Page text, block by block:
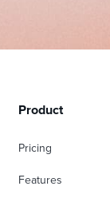
Product
Pricing
Features